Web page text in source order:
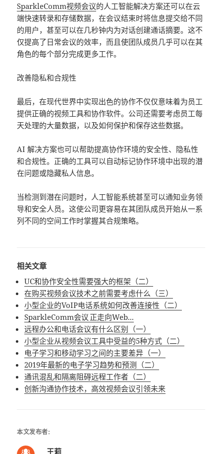
SparkleComm视频会议的人工智能解决方案还可以在云
端快速转录和存储数据，在会议结束时将信息提交给不同
的用户，甚至可以在几秒钟内为对话创建通话摘要。这不
仅提高了日常会议的效率，而且使团队成员几乎可以在其
角色的每个部分完成更多工作。
改善隐私和合规性
最后，在现代世界中实现出色的协作不仅仅意味着为员工
提供正确的视频工具和协作软件。公司还需要考虑员工每
天处理的大量数据，以及如何保护和保存这些数据。
AI 解决方案也可以帮助提高协作环境的安全性、隐私性
和合规性。正确的工具可以自动标记协作环境中出现的潜
在问题或隐藏私人信息。
当检测到潜在问题时，人工智能系统甚至可以通知业务领
导和安全人员。这使公司更容易在其团队成员开始从一系
列不同的空间工作时掌握其合规策略。
相关文章
UC和协作安全性需要强大的框架（二）
在购买视频会议技术之前需要考虑什么（三）
小型企业的VoIP电话系统如何改善连接性（二）
SparkleComm会议 正走向Web...
远程办公和电话会议有什么区别（一）
小型企业从视频会议工具中受益的5种方式（二）
电子学习和移动学习之间的主要差异（一）
2019年最新的电子学习趋势和预测（二）
通讯混乱和隔离阻碍远程工作者（二）
创新沟通协作技术，高效视频会议引领未来
本文发布者:
王莉